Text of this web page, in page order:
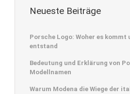
Neueste Beiträge
Porsche Logo: Woher es kommt
entstand
Bedeutung und Erklärung von
Modellnamen
Warum Modena die Wiege der